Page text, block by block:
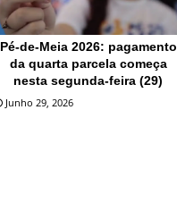
Pé-de-Meia 2026: pagamento
da quarta parcela começa
nesta segunda-feira (29)
Junho 29, 2026